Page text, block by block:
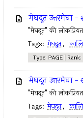
मेघदूत उत्तरमेघा -
"मेघदूत" की
Tags: मेघदूत,
Type: PAGE |
मेघदूत उत्तरमेघा -
"मेघदूत" की
Tags: मेघदूत,